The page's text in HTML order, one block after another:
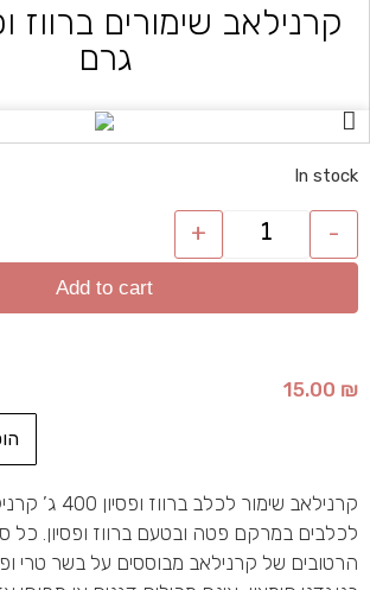
גרם
In stock
-
+
Add to cart
15.00 ₪
קרנילאב שימור
לכלבים במרקם פטה ובטעם ברווז ופסיון. כל
הרטובים של קרנילאב מבוססים על בשר טרי